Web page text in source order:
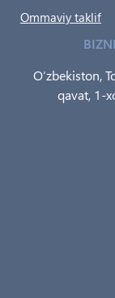
Ommaviy taklif
O‘zbekiston,
qavat, 1-